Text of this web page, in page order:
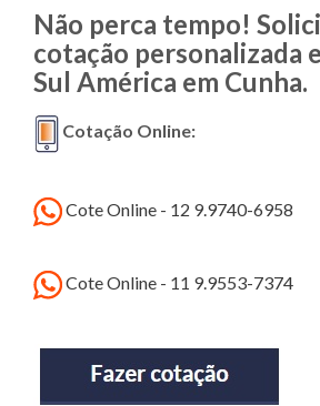
Não perca tempo!
cotação personalizada
Sul América em Cunha.
Cotação Online:
Cote Online - 12 9.9740-6958
Cote Online - 11 9.9553-7374